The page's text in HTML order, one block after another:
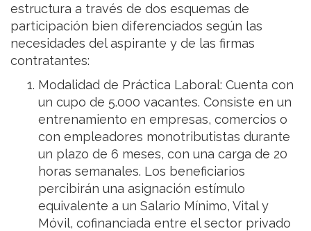
estructura a través de dos esquemas de
participación bien diferenciados según las
necesidades del aspirante y de las firmas
contratantes:
Modalidad de Práctica Laboral: Cuenta con
un cupo de 5.000 vacantes. Consiste en un
entrenamiento en empresas, comercios o
con empleadores monotributistas durante
un plazo de 6 meses, con una carga de 20
horas semanales. Los beneficiarios
percibirán una asignación estímulo
equivalente a un Salario Mínimo, Vital y
Móvil, cofinanciada entre el sector privado